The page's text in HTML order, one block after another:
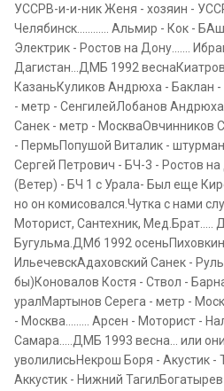
УССРВ-и-и-ник Женя - хозяин -
Челябинск............ Альмир - Кок -
Электрик - Ростов на Дону.......
Дагистан...ДМБ 1992
КазаньКуликов Андрюха - Баклан
- метр - СенгилейЛобанов
Санек - метр - МоскваОвчинников
- ПермьПопушой Виталик -
Сергей Петрович - БЧ-3 - Ростов
(Ветер) - БЧ 1 с Урала- Был еще
но он комисовался.Чутка с нами
Моторист, Сантехник, Мед.Брат.....
Бугульма.ДМб 1992
ИльечевскАдаховский Санек -
бы)Коновалов Костя - Ствол -
уралМартынов Серега - метр -
- Москва......... Арсен - Моторист -
Самара.....ДМБ 1993 весна... или
уволилисьНекрош Боря - Акустик -
Аккустик - Нижний